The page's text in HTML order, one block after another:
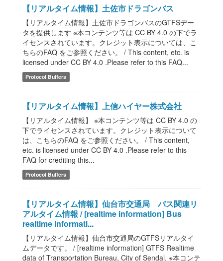
【リアルタイム情報】土佐市ドラゴンバス
【リアルタイム情報】土佐市ドラゴンバスのGTFSデー
タを提供します ※本コンテンツ等は CC BY 4.0 の下でラ
イセンスされています。クレジット表示については、こ
ちらのFAQ をご参照ください。 / This content, etc. is
licensed under CC BY 4.0 .Please refer to this FAQ...
Protocol Buffers
【リアルタイム情報】上信ハイヤー株式会社
【リアルタイム情報】 ※本コンテンツ等は CC BY 4.0 の
下でライセンスされています。クレジット表示について
は、こちらのFAQ をご参照ください。 / This content,
etc. is licensed under CC BY 4.0 .Please refer to this
FAQ for crediting this...
Protocol Buffers
【リアルタイム情報】仙台市交通局 バス関連リ
アルタイム情報 / [realtime information] Bus
realtime informati...
【リアルタイム情報】仙台市交通局のGTFSリアルタイ
ムデータです。 / [realtime information] GTFS Realtime
data of Transportation Bureau, City of Sendai. ※本コンテ